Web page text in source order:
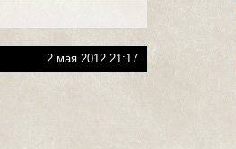
2 мая 2012 21:17